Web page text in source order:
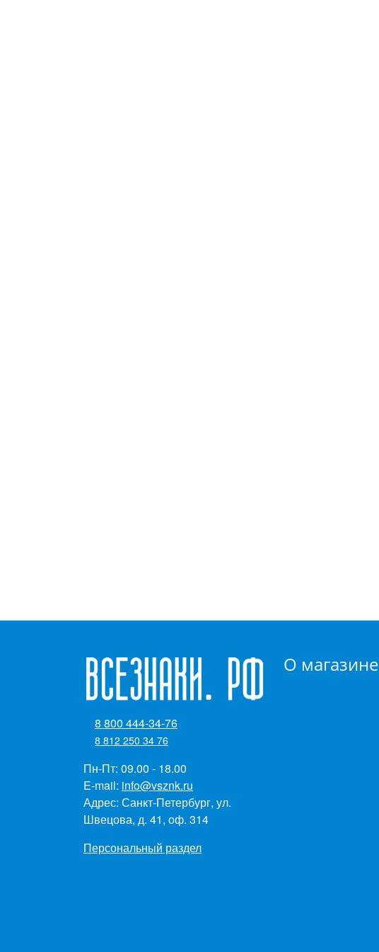
О магазине
8 800 444-34-76
8 812 250 34 76
Пн-Пт: 09.00 - 18.00
E-mail: info@vsznk.ru
Адрес: Санкт-Петербург, ул.
Швецова, д. 41, оф. 314
Персональный раздел